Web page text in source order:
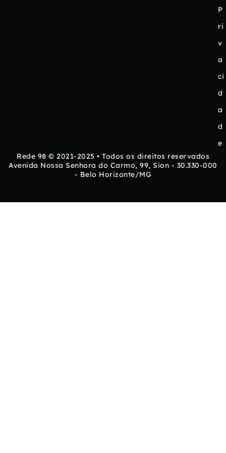
P
ri
v
a
ci
d
a
d
e
Rede 98 © 2021-2025 • Todos os direitos reservados
Avenida Nossa Senhora do Carmo, 99, Sion - 30.330-000
- Belo Horizonte/MG